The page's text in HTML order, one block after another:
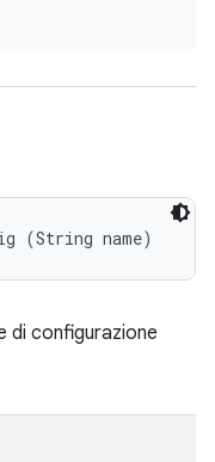
(String name)
di configurazione